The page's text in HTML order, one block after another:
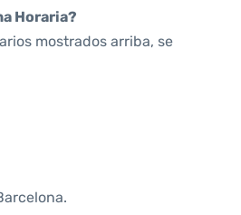
Horaria?
mostrados arriba, se